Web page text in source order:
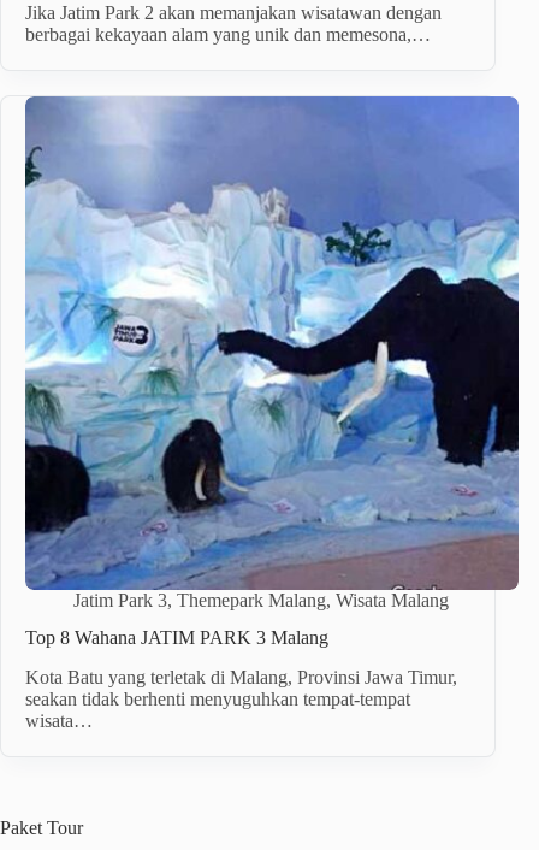
Jika Jatim Park 2 akan memanjakan wisatawan dengan
berbagai kekayaan alam yang unik dan memesona,…
Jatim Park 3, Themepark Malang, Wisata Malang
Top 8 Wahana JATIM PARK 3 Malang
Kota Batu yang terletak di Malang, Provinsi Jawa Timur,
seakan tidak berhenti menyuguhkan tempat-tempat
wisata…
Paket Tour